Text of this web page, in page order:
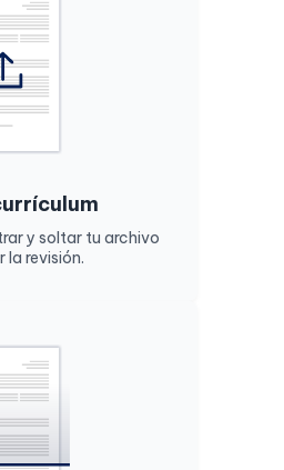
y soltar tu archivo
la revisión.